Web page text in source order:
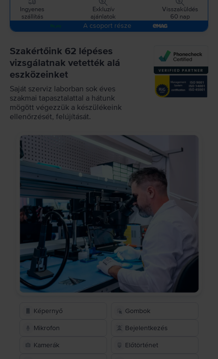
Ingyenes
szállítás
Exkluzív
ajánlatok
Visszaküldés
60 nap
A csoport része
Szakértőink 62 lépéses
vizsgálatnak vetették alá
eszközeinket
Saját szerviz laborban sok éves
szakmai tapasztalattal a hátunk
mögött végezzük a készülékeink
ellenőrzését, felújítását.
Képernyő Gombok
Mikrofon Bejelentkezés
Kamerák Előtörténet